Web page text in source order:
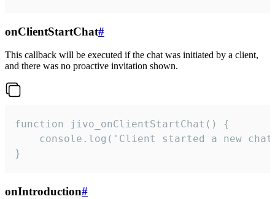
onClientStartChat#
This callback will be executed if the chat was initiated by a client,
and there was no proactive invitation shown.
function jivo_onClientStartChat() {
console.log('Client started a new
}
onIntroduction#